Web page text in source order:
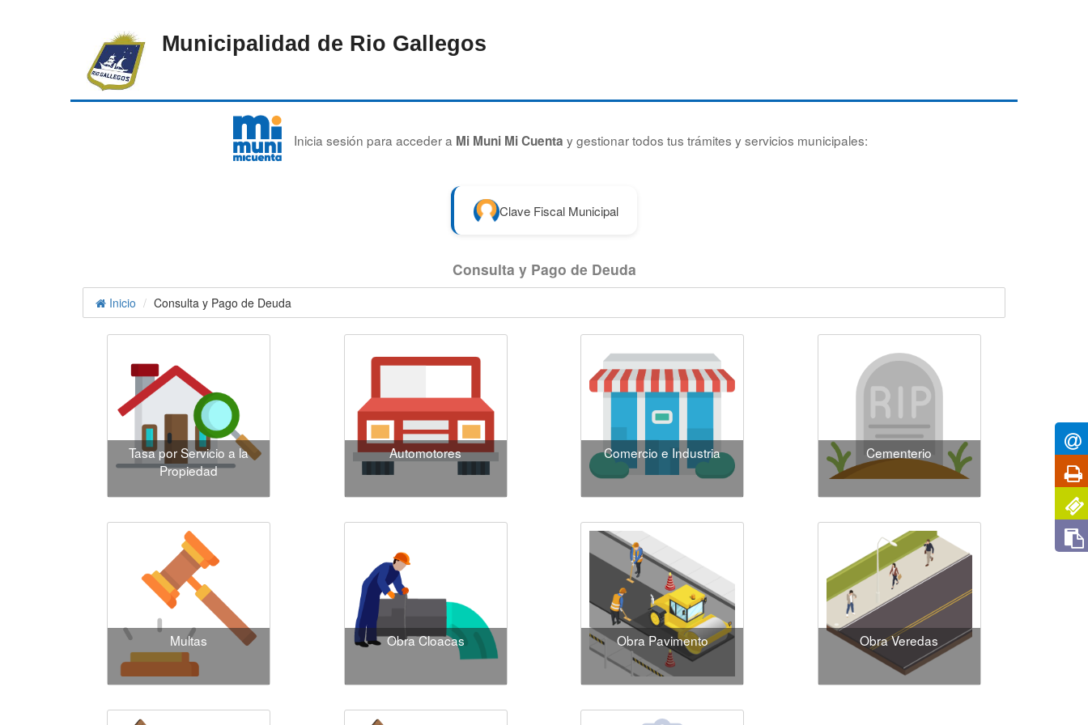
Municipalidad de Rio Gallegos
Inicia sesión para acceder a Mi Muni Mi Cuenta y gestionar todos tus trámites y servicios municipales:
Clave Fiscal Municipal
Consulta y Pago de Deuda
Inicio Consulta y Pago de Deuda
Tasa por Servicio a la
Propiedad
Automotores Comercio e Industria Cementerio
Multas Obra Cloacas Obra Pavimento Obra Veredas